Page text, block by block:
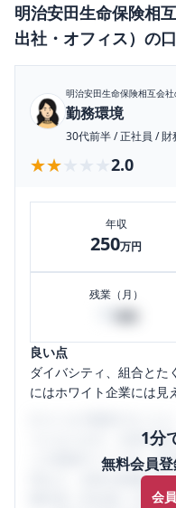
明治安田生命保険相
出社・オフィス） の
明治安田生命保険相互会社
勤務環境
30代前半/正社員 /財
★★★★★
★★★★★ 2.0
年収
250万円
残業（月）
良い点
ダイバシティ、組合とた
にはホワイト企業には見
1分
無料会員
会
うになります。
ミの投稿サイトです。
判など、女性の転職は
輩社員（元社員）の口コ